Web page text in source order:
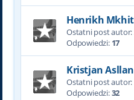
Henrikh
Ostatni post autor:
Odpowiedzi: 17
Kristjan
Ostatni post autor:
Odpowiedzi:32